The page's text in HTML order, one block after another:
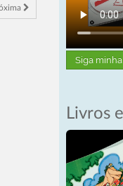
Siga
Livros